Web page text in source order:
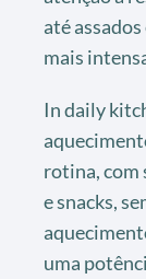
até
mais
In daily
rotina, com
e snacks,
uma